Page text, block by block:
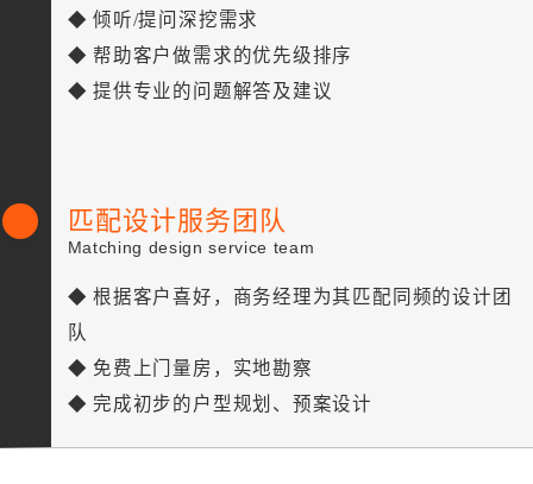
◆ 倾听/提问深挖需求
◆ 帮助客户做需求的优先级排序
◆ 提供专业的问题解答及建议
匹配设计服务团队
Matching design service team
◆ 根据客户喜好，商务经理为其匹配同频的设计团
队
◆ 免费上门量房，实地勘察
◆ 完成初步的户型规划、预案设计